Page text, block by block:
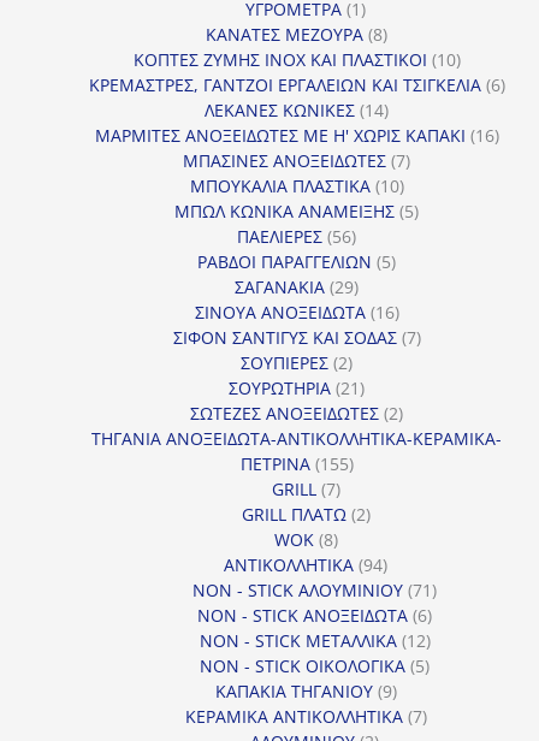
ΥΓΡΟΜΕΤΡΑ 11
προϊόν
ΚΑΝΑΤΕΣ ΜΕΖΟΥΡΑ 88
προϊόντα
ΚΟΠΤΕΣ ΖΥΜΗΣ INOX ΚΑΙ ΠΛΑΣΤΙΚΟΙ 1010
προϊόντα
ΚΡΕΜΑΣΤΡΕΣ, ΓΑΝΤΖΟΙ ΕΡΓΑΛΕΙΩΝ ΚΑΙ ΤΣΙΓΚΕΛΙΑ 66
ΛΕΚΑΝΕΣ ΚΩΝΙΚΕΣ 1414
προϊόντα
ΜΑΡΜΙΤΕΣ ΑΝΟΞΕΙΔΩΤΕΣ ΜΕ Η' ΧΩΡΙΣ ΚΑΠΑΚΙ 1616
ΜΠΑΣΙΝΕΣ ΑΝΟΞΕΙΔΩΤΕΣ 77
ΜΠΟΥΚΑΛΙΑ ΠΛΑΣΤΙΚΑ 1010
προϊόντα
ΜΠΩΛ ΚΩΝΙΚΑ ΑΝΑΜΕΙΞΗΣ 55
ΠΑΕΛΙΕΡΕΣ 5656
προϊόντα
ΡΑΒΔΟΙ ΠΑΡΑΓΓΕΛΙΩΝ 55
ΣΑΓΑΝΑΚΙΑ 2929
προϊόντα
ΣΙΝΟΥΑ ΑΝΟΞΕΙΔΩΤΑ 1616
προϊόντα
ΣΙΦΟΝ ΣΑΝΤΙΓΥΣ ΚΑΙ ΣΟΔΑΣ 77
ΣΟΥΠΙΕΡΕΣ 22
προϊόντα
ΣΟΥΡΩΤΗΡΙΑ 2121
προϊόντα
ΣΩΤΕΖΕΣ ΑΝΟΞΕΙΔΩΤΕΣ 22
προϊόντα
ΤΗΓΑΝΙΑ ΑΝΟΞΕΙΔΩΤΑ-ΑΝΤΙΚΟΛΛΗΤΙΚΑ-ΚΕΡΑΜΙΚΑ-
ΠΕΤΡΙΝΑ 155155
GRILL 77
προϊόντα
GRILL ΠΛΑΤΩ 22
WOK 88
προϊόντα
ΑΝΤΙΚΟΛΛΗΤΙΚΑ 9494
προϊόντα
NON - STICK ΑΛΟΥΜΙΝΙΟΥ 7171
προϊόντα
NON - STICK ΑΝΟΞΕΙΔΩΤΑ 66
προϊόντα
NON - STICK ΜΕΤΑΛΛΙΚΑ 1212
προϊόντα
NON - STICK ΟΙΚΟΛΟΓΙΚΑ 55
ΚΑΠΑΚΙΑ ΤΗΓΑΝΙΟΥ 99
προϊόντα
ΚΕΡΑΜΙΚΑ ΑΝΤΙΚΟΛΛΗΤΙΚΑ 77